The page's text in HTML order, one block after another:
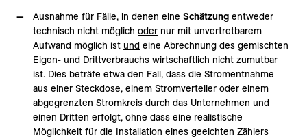
Ausnahme für Fälle, in denen eine Schätzung entweder
technisch nicht möglich oder nur mit unvertretbarem
Aufwand möglich ist und eine Abrechnung des gemischten
Eigen- und Drittverbrauchs wirtschaftlich nicht zumutbar
ist. Dies beträfe etwa den Fall, dass die Stromentnahme
aus einer Steckdose, einem Stromverteiler oder einem
abgegrenzten Stromkreis durch das Unternehmen und
einen Dritten erfolgt, ohne dass eine realistische
Möglichkeit für die Installation eines geeichten Zählers